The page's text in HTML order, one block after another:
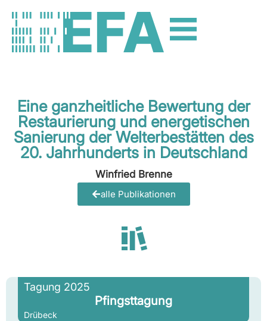
Eine ganzheitliche Bewertung der
Restaurierung und energetischen
Sanierung der Welterbestätten des
20. Jahrhunderts in Deutschland
Winfried Brenne
alle Publikationen
Tagung 2025
Pfingsttagung
Drübeck